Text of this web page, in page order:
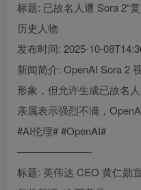
标题: 已故名人遭 Sora 2“
历史人物
发布时间: 2025-10-
新闻简介: OpenAI Sora 2
形象，但允许生成已故名
亲属表示强烈不满，
#AI伦理# #OpenAI#
———————-
标题: 英伟达 CEO 黄仁勋